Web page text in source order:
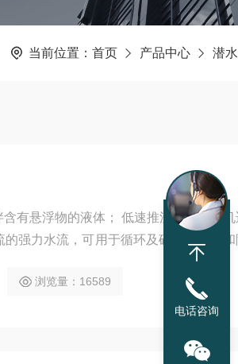
当前位置： 首页 产品中心 潜
低速推流系列搅拌机适用于
强力水流，可用于循环及硝化、脱氮
浏览量：16589
电话咨询